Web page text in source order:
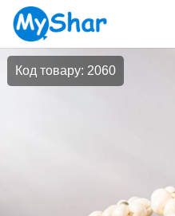
Код товару: 2060